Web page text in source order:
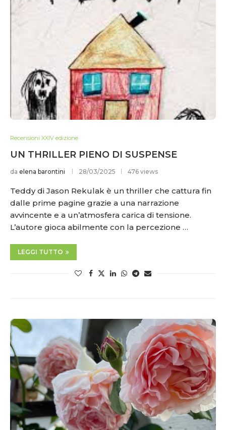
Recensioni XXIV edizione
UN THRILLER PIENO DI SUSPENSE
da elena barontini 28/03/2025 476 views
Teddy di Jason Rekulak è un thriller che cattura fin
dalle prime pagine grazie a una narrazione
avvincente e a un’atmosfera carica di tensione.
L’autore gioca abilmente con la percezione …
LEGGI TUTTO